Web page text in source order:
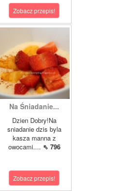
Zobacz przepis!
Na Śniadanie...
Dzien Dobry!Na
sniadanie dzis byla
kasza manna z
owocami.... ⇖ 796
Zobacz przepis!